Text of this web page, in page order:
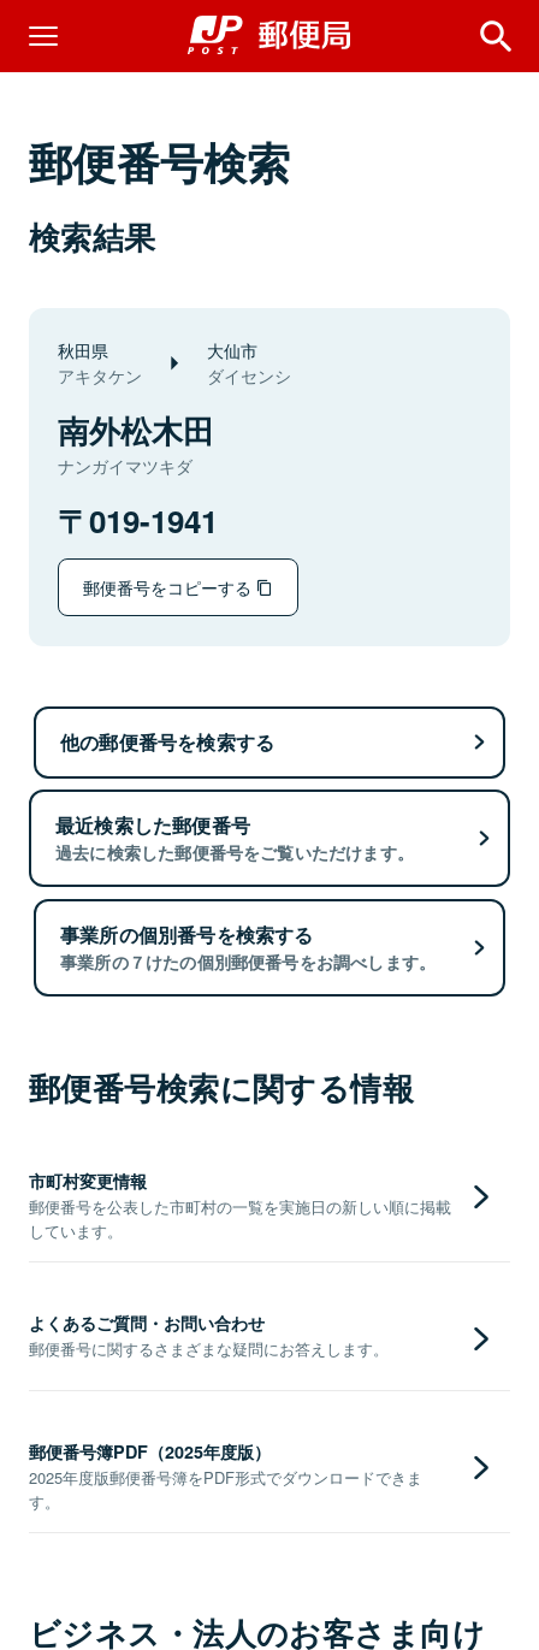
郵便番号検索
検索結果
秋田県
アキタケン
大仙市
ダイセンシ
南外松木田
ナンガイマツキダ
019-1941
郵便番号をコピーする
他の郵便番号を検索する
最近検索した郵便番号
過去に検索した郵便番号をご覧いただけます。
事業所の個別番号を検索する
事業所の７けたの個別郵便番号をお調べします。
郵便番号検索に関する情報
市町村変更情報
郵便番号を公表した市町村の一覧を実施日の新しい順に掲載
しています。
よくあるご質問・お問い合わせ
郵便番号に関するさまざまな疑問にお答えします。
郵便番号簿PDF（2025年度版）
2025年度版郵便番号簿をPDF形式でダウンロードできま
す。
ビジネス・法人のお客さま向け